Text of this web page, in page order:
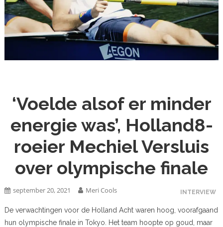
‘Voelde alsof er minder
energie was’, Holland8-
roeier Mechiel Versluis
over olympische finale
INTERVIEW
september 20, 2021 Meri Cools
De verwachtingen voor de Holland Acht waren hoog, voorafgaand
hun olympische finale in Tokyo. Het team hoopte op goud, maar